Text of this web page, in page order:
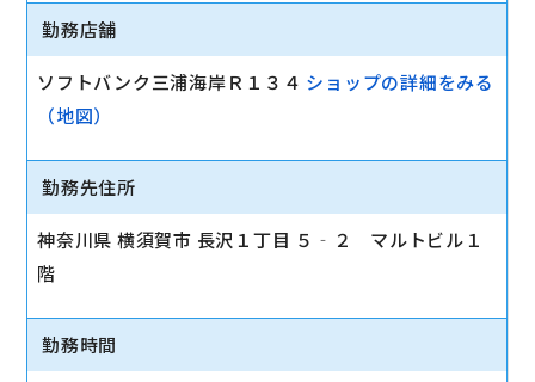
勤務店舗
ソフトバンク三浦海岸Ｒ１３４ ショップの詳細をみる
（地図）
勤務先住所
神奈川県 横須賀市 長沢１丁目 ５‐２ マルトビル１
階
勤務時間